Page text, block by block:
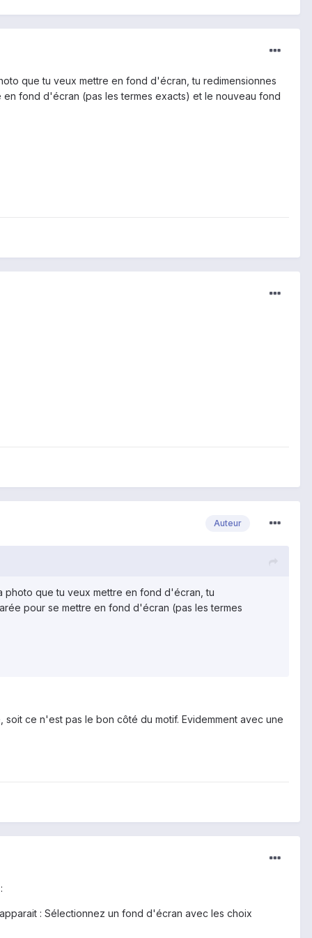
que tu veux mettre en fond d'écran, tu redimensionnes
fond d'écran (pas les termes exacts) et le nouveau fond
Auteur
photo que tu veux mettre en fond d'écran, tu
pour se mettre en fond d'écran (pas les termes
ce n'est pas le bon côté du motif. Evidemment avec une
: Sélectionnez un fond d'écran avec les choix